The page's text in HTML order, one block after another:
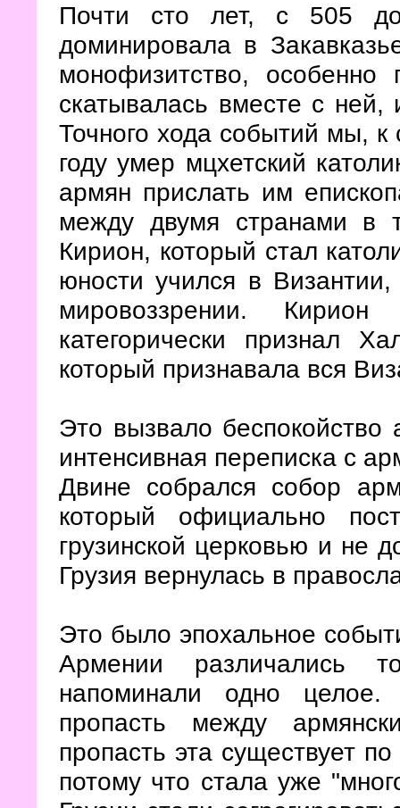
Почти сто лет, с 505
доминировала в
монофизитство,
скатывалась вместе с ней,
Точного хода событий мы,
году умер мцхетский
армян прислать им
между двумя странами
Кирион, который стал
юности учился в
мировоззрении.
категорически признал
который признавала вся
Это вызвало беспокойство
интенсивная переписка с
Двине собрался собор
который официально
грузинской церковью и не
Грузия вернулась в
Это было эпохальное
Армении различались
напоминали одно целое.
пропасть между
пропасть эта существует
потому что стала уже